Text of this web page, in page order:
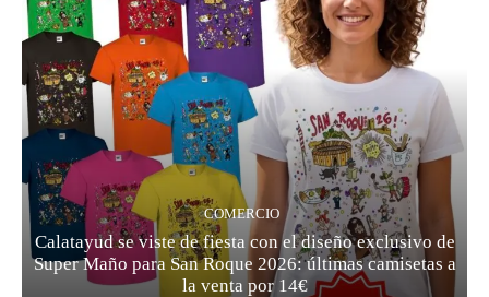
COMERCIO
Calatayud se viste de fiesta con el diseño exclusivo de
Super Maño para San Roque 2026: últimas camisetas a
la venta por 14€